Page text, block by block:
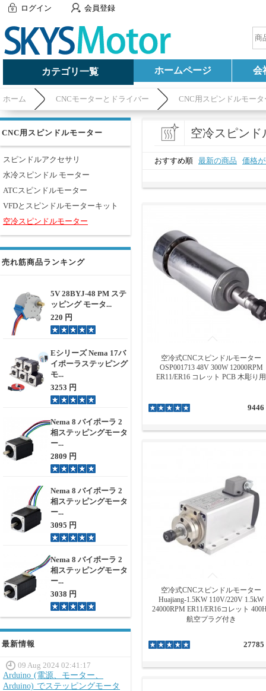
ログイン 会員登録
カテゴリ一覧 ホームページ 会
ホーム CNCモーターとドライバー CNC用スピンドルモータ
CNC用スピンドルモーター
スピンドルアクセサリ
水冷スピンドル モーター
ATCスピンドルモーター
VFDとスピンドルモーターキット
空冷スピンドルモーター
売れ筋商品ランキング
5V 28BYJ-48 PM ステ
ッピング モータ...
220 円
Eシリーズ Nema 17バ
イポーラステッピング
モ...
3253 円
Nema 8 バイポーラ 2
相ステッピングモータ
ー...
2809 円
Nema 8 バイポーラ 2
相ステッピングモータ
ー...
3095 円
Nema 8 バイポーラ 2
相ステッピングモータ
ー...
3038 円
最新情報
09 Aug 2024 02:41:17
Arduino (電源、モーター、
Arduino) でステッピングモータ
空冷スピンド
おすすめ順 最新の商品 価格
空冷式CNCスピンドルモーター
OSP001713 48V 300W 12000RPM
ER11/ER16 コレット PCB 木彫り用
9446
空冷式CNCスピンドルモーター
Huajiang-1.5KW 110V/220V 1.5kW
24000RPM ER11/ER16コレット
航空プラグ付き
27785